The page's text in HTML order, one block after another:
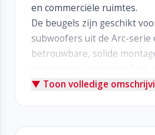
en commerciële ruimtes.
De beugels zijn geschikt
subwoofers uit de Arc-serie
betrouwbare, solide
elke gewenste RAL-kleur.
Set van vier L-beugels
▼ Toon volledige